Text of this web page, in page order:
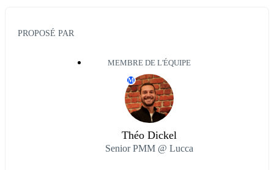
PROPOSÉ PAR
MEMBRE DE L'ÉQUIPE
M
Théo Dickel
Senior PMM @ Lucca